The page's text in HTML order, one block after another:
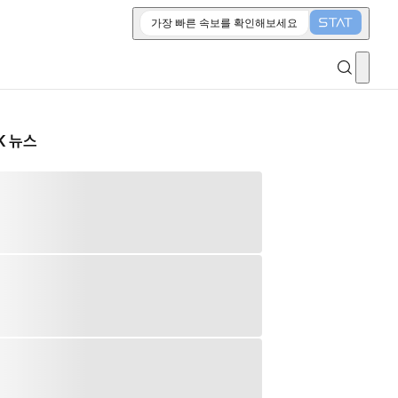
가장 빠른 속보를 확인해보세요
뉴스